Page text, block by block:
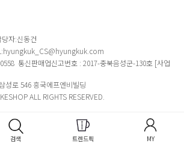
자:신동건
통신판매업신고번호 : 2017-충북음성군-130호 [사업
성로 546 흥국에프엔비빌딩
ALL RIGHTS RESERVED.
검색 트렌드픽 MY